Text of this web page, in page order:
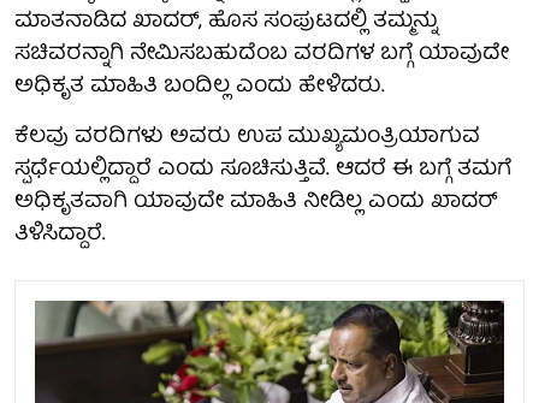
ಮಾತನಾಡಿದ ಖಾದರ್, ಹೊಸ ಸಂಪುಟದಲ್ಲಿ ತಮ್ಮನ್ನು
ಸಚಿವರನ್ನಾಗಿ ನೇಮಿಸಬಹುದೆಂಬ ವರದಿಗಳ ಬಗ್ಗೆ ಯಾವುದೇ
ಅಧಿಕೃತ ಮಾಹಿತಿ ಬಂದಿಲ್ಲ ಎಂದು ಹೇಳಿದರು.
ಕೆಲವು ವರದಿಗಳು ಅವರು ಉಪ ಮುಖ್ಯಮಂತ್ರಿಯಾಗುವ
ಸ್ಪರ್ಧೆಯಲ್ಲಿದ್ದಾರೆ ಎಂದು ಸೂಚಿಸುತ್ತಿವೆ. ಆದರೆ ಈ ಬಗ್ಗೆ ತಮಗೆ
ಅಧಿಕೃತವಾಗಿ ಯಾವುದೇ ಮಾಹಿತಿ ನೀಡಿಲ್ಲ ಎಂದು ಖಾದರ್
ತಿಳಿಸಿದ್ದಾರೆ.